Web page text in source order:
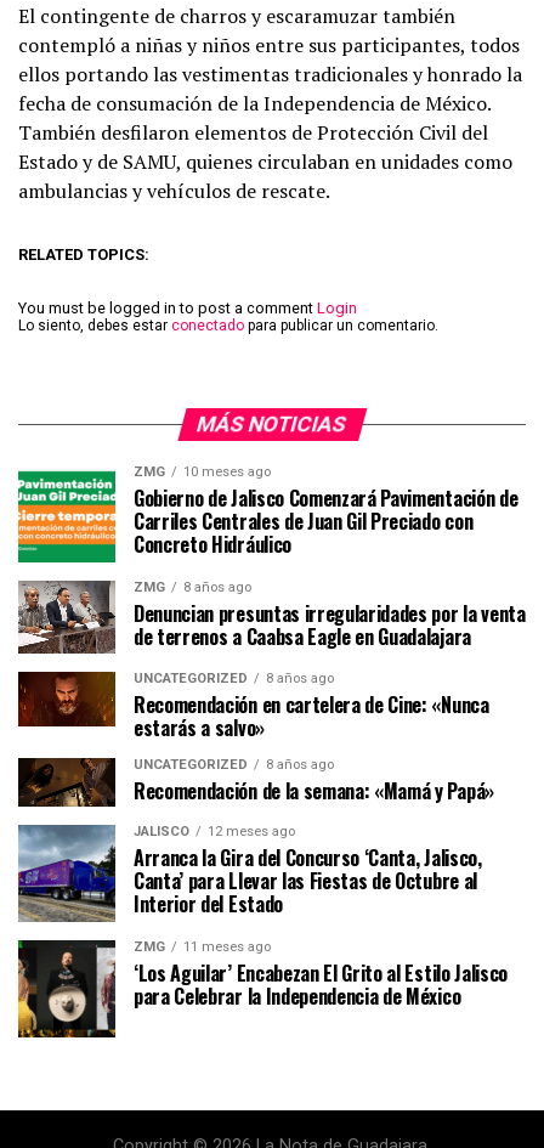
El contingente de charros y escaramuzar también
contempló a niñas y niños entre sus participantes, todos
ellos portando las vestimentas tradicionales y honrado la
fecha de consumación de la Independencia de México.
También desfilaron elementos de Protección Civil del
Estado y de SAMU, quienes circulaban en unidades como
ambulancias y vehículos de rescate.
RELATED TOPICS:
You must be logged in to post a comment Login
Lo siento, debes estar conectado para publicar un comentario.
MÁS NOTICIAS
ZMG 10 meses ago
Gobierno de Jalisco Comenzará Pavimentación de
Carriles Centrales de Juan Gil Preciado con
Concreto Hidráulico
ZMG 8 años ago
Denuncian presuntas irregularidades por la venta
de terrenos a Caabsa Eagle en Guadalajara
UNCATEGORIZED 8 años ago
Recomendación en cartelera de Cine: «Nunca
estarás a salvo»
UNCATEGORIZED 8 años ago
Recomendación de la semana: «Mamá y Papá»
JALISCO 12 meses ago
Arranca la Gira del Concurso ‘Canta, Jalisco,
Canta’ para Llevar las Fiestas de Octubre al
Interior del Estado
ZMG 11 meses ago
‘Los Aguilar’ Encabezan El Grito al Estilo Jalisco
para Celebrar la Independencia de México